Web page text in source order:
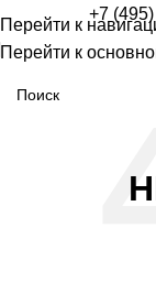
Перейти к
Перейти к
+7